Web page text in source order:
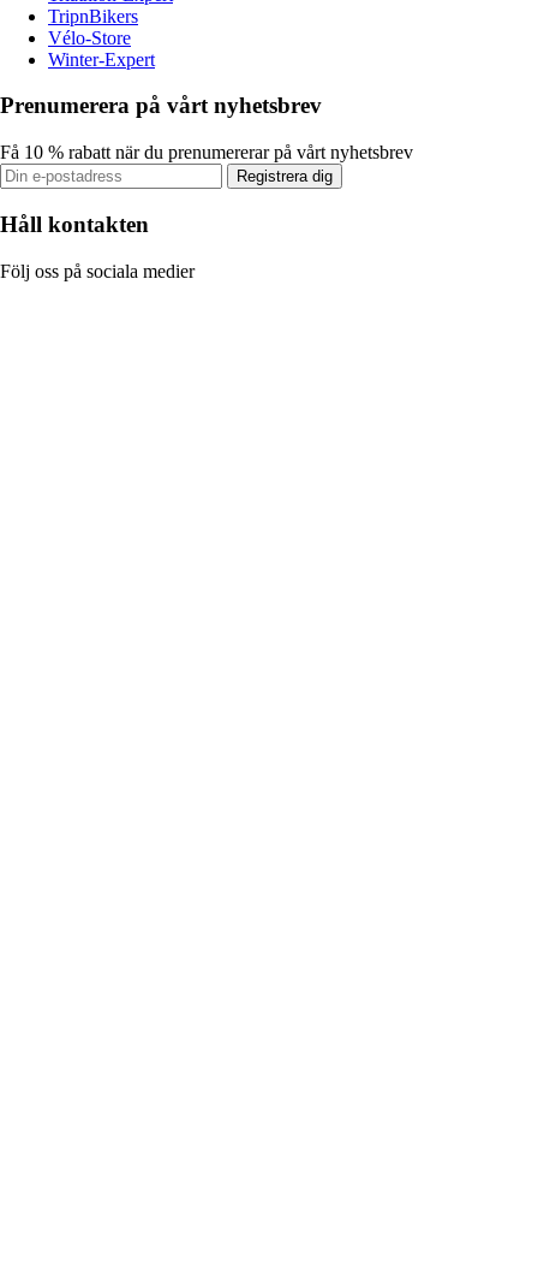
TripnBikers
Vélo-Store
Winter-Expert
Prenumerera på vårt nyhetsbrev
Få 10 % rabatt när du prenumererar på vårt nyhetsbrev
Registrera dig
Håll kontakten
Följ oss på sociala medier